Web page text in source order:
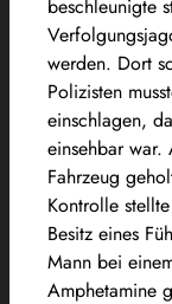
beschleunigte
werden. Dort
Polizisten
einschlagen,
einsehbar war.
Fahrzeug
Kontrolle
Besitz eines
Mann bei
Amphetamine